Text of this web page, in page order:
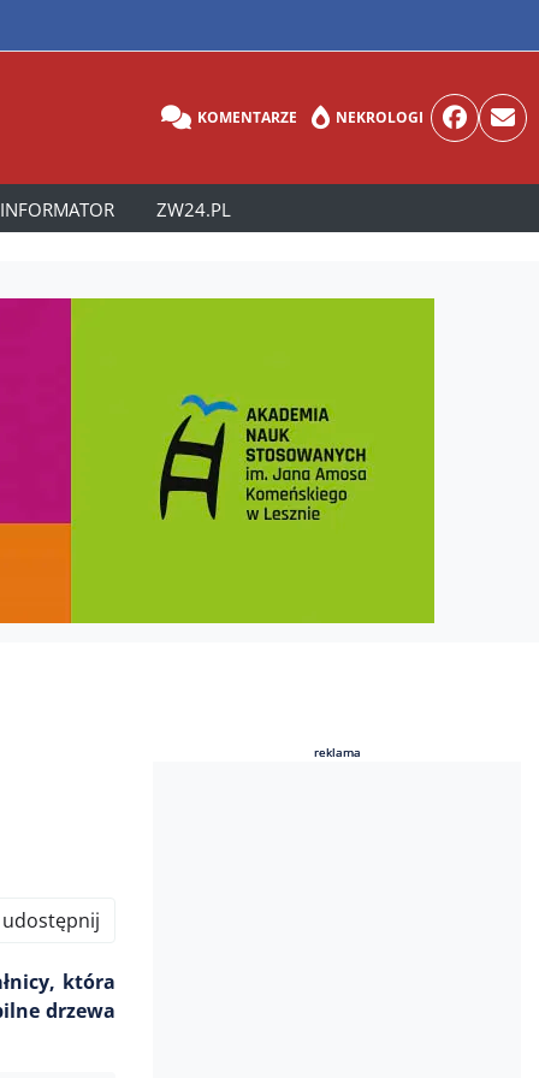
KOMENTARZE NEKROLOGI
INFORMATOR ZW24.PL
która
drzewa
reklama
reklama